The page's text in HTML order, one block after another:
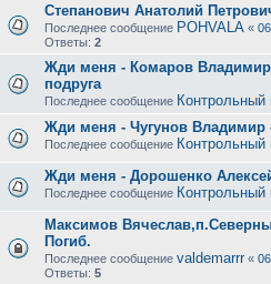
Степанович Анатолий
Последнее сообщение POHVALA «
Ответы: 2
Жди меня - Комаров Владимир
подруга
Последнее сообщение Контрольный
Жди меня - Чугунов Владимир
Последнее сообщение Контрольный
Жди меня - Дорошенко
Последнее сообщение Контрольный
Максимов
Погиб.
Последнее сообщение valdemarrr «
Ответы: 5